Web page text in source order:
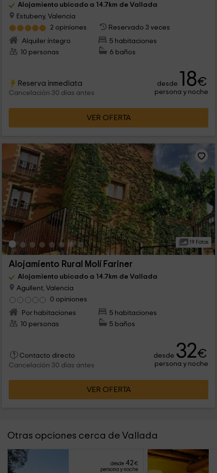
Alojamiento ubicado a 14.7km de Vallada
Estubeny, Valencia
2 opiniones
Reservado 3 veces
Alquiler íntegro
5 habitaciones
10 personas
6 baños
Reserva inmediata
Cancelación 30 días antes
desde 18€
persona y noche
VER OFERTA
19 Fotos
Alojamiento Rural Molí Fariner
Alojamiento ubicado a 14.7km de Vallada
Agullent, Valencia
0 opiniones
Por habitaciones
5 habitaciones
10 personas
5 baños
Contacto directo
Cancelación 30 días antes
desde 32€
persona y noche
VER OFERTA
Otras opciones cerca de Vallada
desde 42€
persona y noche